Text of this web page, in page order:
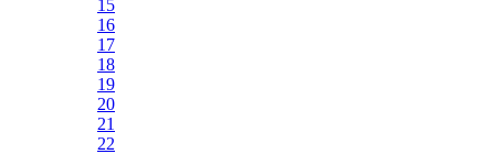
15
16
17
18
19
20
21
22